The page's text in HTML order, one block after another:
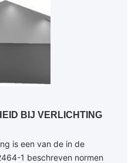
BIJ VERLICHTING
is een van de in de
1 beschreven normen